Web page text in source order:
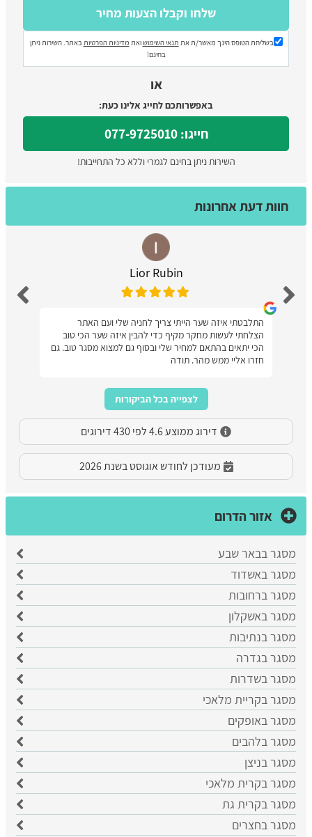
בשליחת הטופס הינך מאשר/ת את תנאי השימושואת מדיניות הפרטיותבאתר. השירות ניתן
בחינם!
או
באפשרותכם לחייג אלינו כעת:
חייגו: 077-9725010
השירות ניתן בחינם לגמרי וללא כל התחייבות!
חוות דעת אחרונות
Lior Rubin
התלבטתי איזה שער הייתי צריך לחניה שלי ועם האתר
הצלחתי לעשות מחקר מקיף כדי להבין איזה שער הכי טוב
הכי יתאים בהתאם למחיר שלי ובסוף גם למצוא מסגר טוב. גם
חזרו אליי ממש מהר. תודה
לצפייה בכל הביקורות
דירוג ממוצע 4.6 לפי 430 דירוגים
מעודכן לחודש אוגוסט בשנת 2026
אזור הדרום
מסגר בבאר שבע
​מסגר באשדוד
מסגר ברחובות
מסגר באשקלון
מסגר בנתיבות
מסגר בגדרה
מסגר בשדרות
מסגר בקריית מלאכי
מסגר באופקים
מסגר בלהבים
מסגר בניצן
מסגר בקרית מלאכי
מסגר בקרית גת
מסגר בחצרים